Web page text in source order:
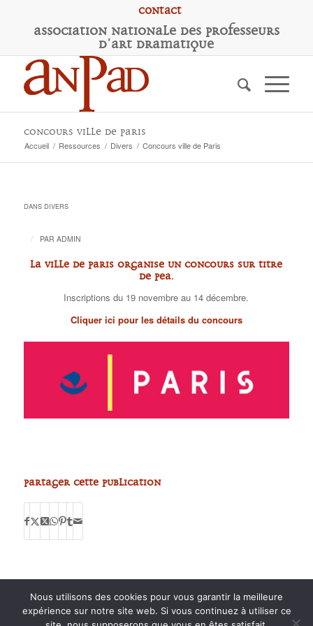
Contact
Association Nationale des Professeurs
d'Art Dramatique
Concours ville de Paris
Accueil / Ressources / Divers / Concours ville de Paris
DANS DIVERS
/ PAR ADMIN
La Ville de Paris organise un concours sur titre
de PEA.
Inscriptions du 19 novembre au 14 décembre.
Cliquer ici pour les détails du concours
Partager cette publication
Nous utilisons des cookies pour vous garantir la meilleure
expérience sur notre site web. Si vous continuez à utiliser ce